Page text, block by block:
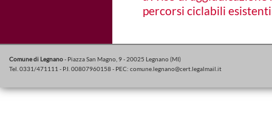
percorsi ciclabili
Comune di Legnano- Piazza San Magno, 9 - 20025 Legnano (MI)
Tel. 0331/471111 - P.I. 00807960158 - PEC: comune.legnano@cert.legalmail.it